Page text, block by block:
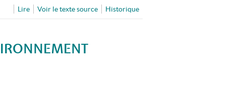
Lire Voir le texte source Historique